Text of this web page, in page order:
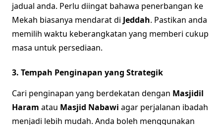
jadual anda. Perlu diingat bahawa penerbangan ke
Mekah biasanya mendarat di Jeddah. Pastikan anda
memilih waktu keberangkatan yang memberi cukup
masa untuk persediaan.
3. Tempah Penginapan yang Strategik
Cari penginapan yang berdekatan dengan Masjidil
Haram atau Masjid Nabawi agar perjalanan ibadah
menjadi lebih mudah. Anda boleh menggunakan